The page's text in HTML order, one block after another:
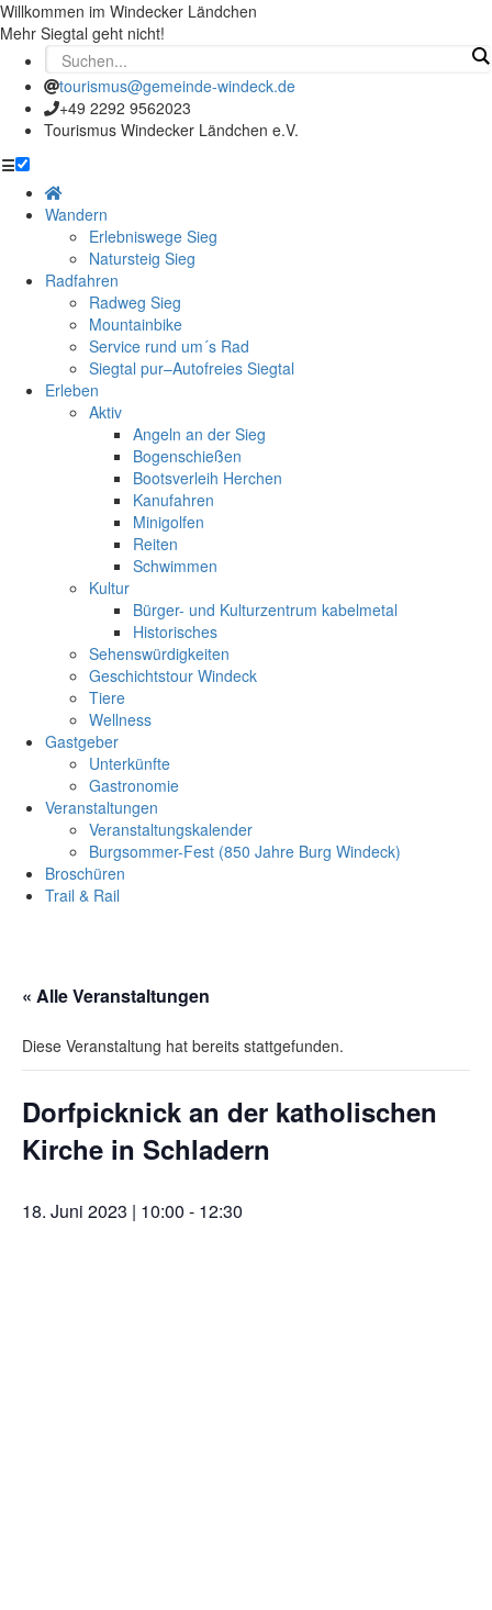
Willkommen im Windecker Ländchen
Mehr Siegtal geht nicht!
tourismus@gemeinde-windeck.de
+49 2292 9562023
Tourismus Windecker Ländchen e.V.
☰
Wandern
Erlebniswege Sieg
Natursteig Sieg
Radfahren
Radweg Sieg
Mountainbike
Service rund um´s Rad
Siegtal pur–Autofreies Siegtal
Erleben
Aktiv
Angeln an der Sieg
Bogenschießen
Bootsverleih Herchen
Kanufahren
Minigolfen
Reiten
Schwimmen
Kultur
Bürger- und Kulturzentrum kabelmetal
Historisches
Sehenswürdigkeiten
Geschichtstour Windeck
Tiere
Wellness
Gastgeber
Unterkünfte
Gastronomie
Veranstaltungen
Veranstaltungskalender
Burgsommer-Fest (850 Jahre Burg Windeck)
Broschüren
Trail & Rail
« Alle Veranstaltungen
Diese Veranstaltung hat bereits stattgefunden.
Dorfpicknick an der katholischen
Kirche in Schladern
18. Juni 2023 | 10:00 - 12:30